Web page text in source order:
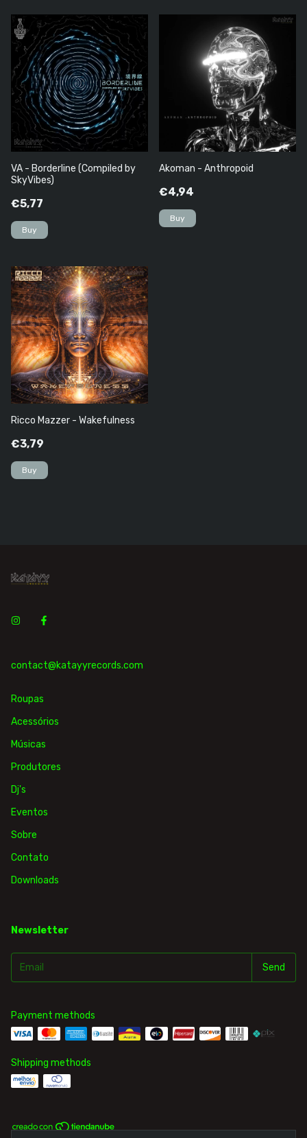
VA - Borderline (Compiled by
SkyVibes)
€5,77
Akoman - Anthropoid
€4,94
Ricco Mazzer - Wakefulness
€3,79
contact@katayyrecords.com
Roupas
Acessórios
Músicas
Produtores
Dj's
Eventos
Sobre
Contato
Downloads
Newsletter
Payment methods
Shipping methods